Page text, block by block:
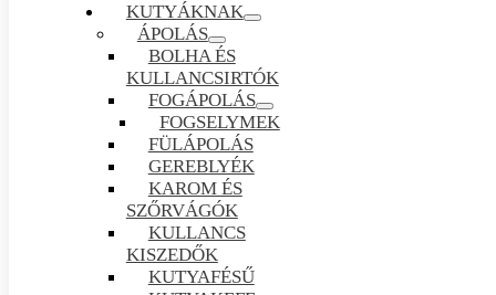
KUTYÁKNAK
ÁPOLÁS
BOLHA ÉS
KULLANCSIRTÓK
FOGÁPOLÁS
FOGSELYMEK
FÜLÁPOLÁS
GEREBLYÉK
KAROM ÉS
SZŐRVÁGÓK
KULLANCS
KISZEDŐK
KUTYAFÉSŰ